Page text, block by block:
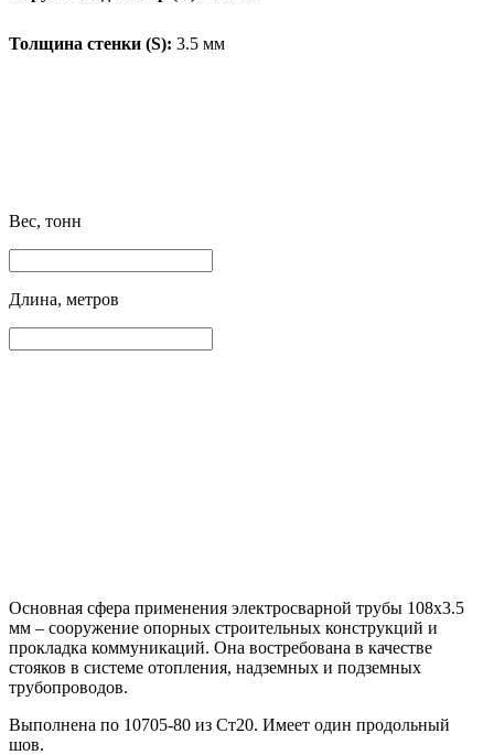
Толщина стенки (S): 3.5 мм
Вес, тонн
Длина, метров
Основная сфера применения электросварной трубы 108х3.5
мм – сооружение опорных строительных конструкций и
прокладка коммуникаций. Она востребована в качестве
стояков в системе отопления, надземных и подземных
трубопроводов.
Выполнена по 10705-80 из Ст20. Имеет один продольный
шов.